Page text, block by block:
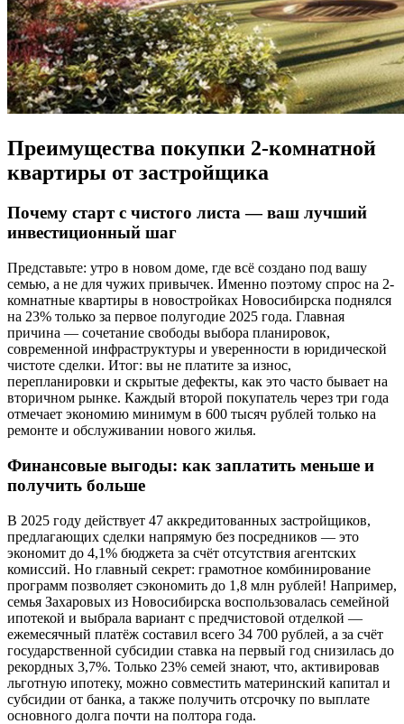
Преимущества покупки 2-комнатной
квартиры от застройщика
Почему старт с чистого листа — ваш лучший
инвестиционный шаг
Представьте: утро в новом доме, где всё создано под вашу
семью, а не для чужих привычек. Именно поэтому спрос на 2-
комнатные квартиры в новостройках Новосибирска поднялся
на 23% только за первое полугодие 2025 года. Главная
причина — сочетание свободы выбора планировок,
современной инфраструктуры и уверенности в юридической
чистоте сделки. Итог: вы не платите за износ,
перепланировки и скрытые дефекты, как это часто бывает на
вторичном рынке. Каждый второй покупатель через три года
отмечает экономию минимум в 600 тысяч рублей только на
ремонте и обслуживании нового жилья.
Финансовые выгоды: как заплатить меньше и
получить больше
В 2025 году действует 47 аккредитованных застройщиков,
предлагающих сделки напрямую без посредников — это
экономит до 4,1% бюджета за счёт отсутствия агентских
комиссий. Но главный секрет: грамотное комбинирование
программ позволяет сэкономить до 1,8 млн рублей! Например,
семья Захаровых из Новосибирска воспользовалась семейной
ипотекой и выбрала вариант с предчистовой отделкой —
ежемесячный платёж составил всего 34 700 рублей, а за счёт
государственной субсидии ставка на первый год снизилась до
рекордных 3,7%. Только 23% семей знают, что, активировав
льготную ипотеку, можно совместить материнский капитал и
субсидии от банка, а также получить отсрочку по выплате
основного долга почти на полтора года.